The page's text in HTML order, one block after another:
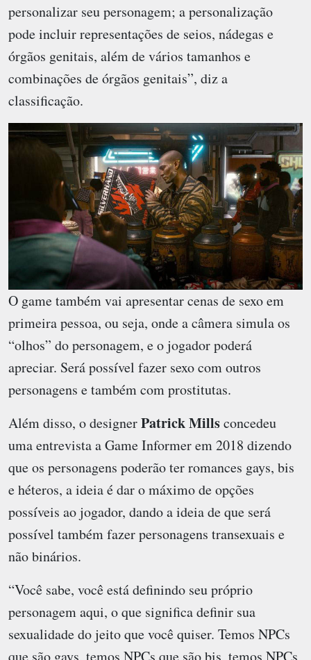
personalizar seu personagem; a personalização
pode incluir representações de seios, nádegas e
órgãos genitais, além de vários tamanhos e
combinações de órgãos genitais”, diz a
classificação.
O game também vai apresentar cenas de sexo em
primeira pessoa, ou seja, onde a câmera simula os
“olhos” do personagem, e o jogador poderá
apreciar. Será possível fazer sexo com outros
personagens e também com prostitutas.
Além disso, o designerPatrick Millsconcedeu
uma entrevista a Game Informer em 2018 dizendo
que os personagens poderão ter romances gays, bis
e héteros, a ideia é dar o máximo de opções
possíveis ao jogador, dando a ideia de que será
possível também fazer personagens transexuais e
não binários.
“Você sabe, você está definindo seu próprio
personagem aqui, o que significa definir sua
sexualidade do jeito que você quiser. Temos NPCs
que são gays, temos NPCs que são bis, temos NPCs